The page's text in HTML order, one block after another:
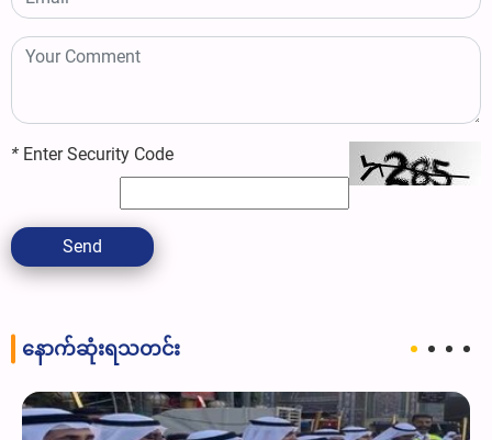
* Enter Security Code
Send
နောက်ဆုံးရသတင်း